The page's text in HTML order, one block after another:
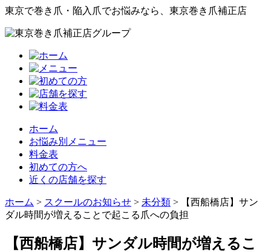
東京で巻き爪・陥入爪でお悩みなら、東京巻き爪補正店
ホーム
お悩み別メニュー
料金表
初めての方へ
近くの店舗を探す
ホーム > スクールのお知らせ > 未分類 >
【西船橋店】サン
ダル時間が増えることで起こる爪への負担
【西船橋店】サンダル時間が増えるこ